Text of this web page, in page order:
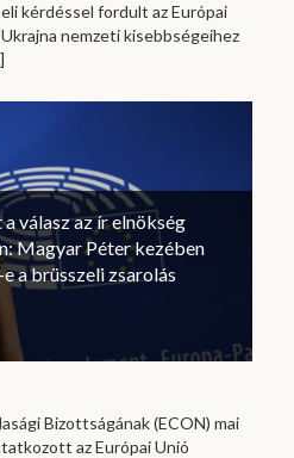
kérdéssel fordult az Európai
nemzeti kisebbségeihez
válasz az ír elnökség
Magyar Péter kezében
a brüsszeli zsarolás
Bizottságának (ECON) mai
az Európai Unió